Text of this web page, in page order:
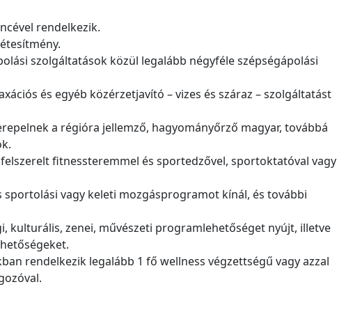
rendelkezik.
szolgáltatások közül legalább négyféle szépségápolási
és egyéb közérzetjavító – vizes és száraz – szolgáltatást
a régióra jellemző, hagyományőrző magyar, továbbá
fitnessteremmel és sportedzővel, sportoktatóval vagy
vagy keleti mozgásprogramot kínál, és további
kulturális, zenei, művészeti programlehetőséget nyújt, illetve
rendelkezik legalább 1 fő wellness végzettségű vagy azzal